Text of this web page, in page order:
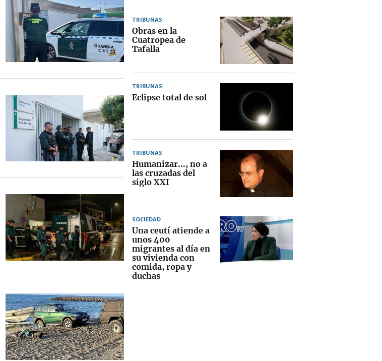
TRIBUNAS
Obras en la
Cuatropea de
Tafalla
TRIBUNAS
Eclipse total de sol
TRIBUNAS
Humanizar..., no a
las cruzadas del
siglo XXI
SOCIEDAD
Una ceutí atiende a
unos 400
migrantes al día en
su vivienda con
comida, ropa y
duchas